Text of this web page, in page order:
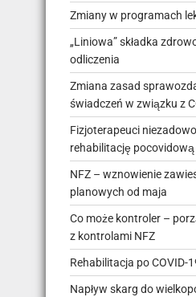
Zmiany w programach
„Liniowa” składka
odliczenia
Zmiana zasad
świadczeń w związku z
Fizjoterapeuci
rehabilitację pocovidową
NFZ – wznowienie
planowych od maja
Co może kontroler –
z kontrolami NFZ
Rehabilitacja po COVID-
Napływ skarg do